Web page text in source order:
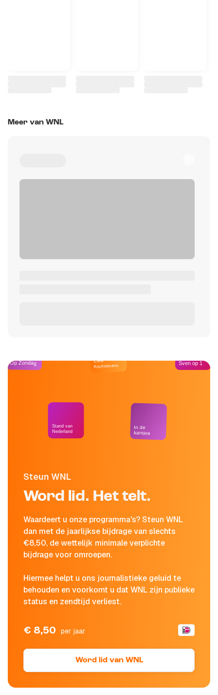
Meer van WNL
Steun WNL
Word lid. Het telt.
Waardeert u onze programma's? Steun WNL
dan met de jaarlijkse bijdrage van slechts
€8,50, de wettelijk minimale verplichte
bijdrage voor omroepen.
Hiermee helpt u ons journalistieke geluid te
behouden en voorkomt u dat WNL zijn publieke
status en zendtijd verliest.
€ 8,50 per jaar
Word lid van WNL
Op Zondag
Stand van
Nederland
Café
Kockelmann
In de
kantine
Sven op 1